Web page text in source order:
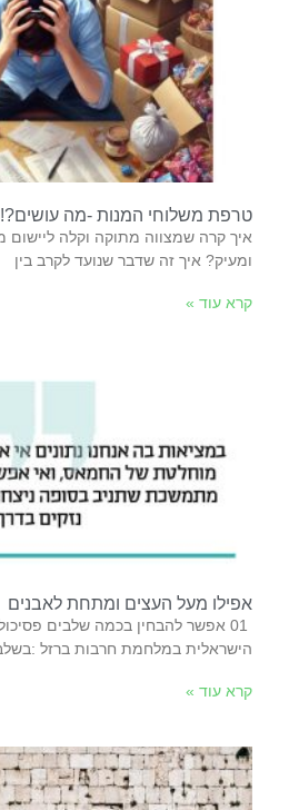
טרפת משלוחי המנות -מה עושים?!
‬ומעיק‭?‬ איך‭ ‬זה‭ ‬שדבר‭ ‬שנועד‭ ‬לקרב‭ ‬בין‭
קרא עוד »
אפילו מעל העצים ומתחת לאבנים
‬הישראלית‭ ‬במלחמת‭ ‬חרבות‭ ‬ברזל‭: ‬בשלב‭
קרא עוד »